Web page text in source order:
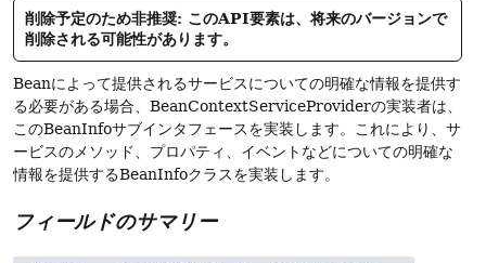
削除予定のため非推奨: このAPI要素は、将来のバージョンで
削除される可能性があります。
Beanによって提供されるサービスについての明確な情報を提供す
る必要がある場合、BeanContextServiceProviderの実装者は、
このBeanInfoサブインタフェースを実装します。これにより、サ
ービスのメソッド、プロパティ、イベントなどについての明確な
情報を提供するBeanInfoクラスを実装します。
フィールドのサマリー